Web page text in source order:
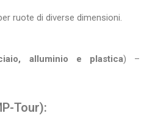
ruote di diverse dimensioni.
alluminio e plastica) –
Tour):